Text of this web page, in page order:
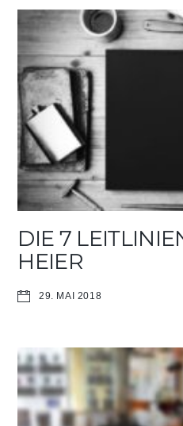
DIE 7
HEIER
29. MAI 2018